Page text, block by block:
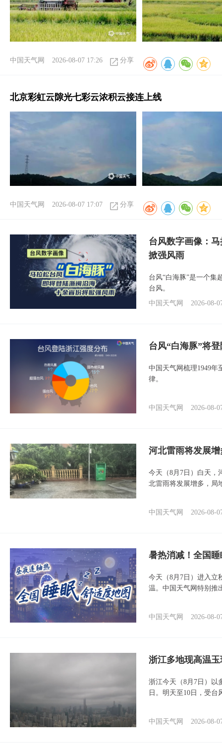
中国天气网 2026-08-07 17:26 分享
北京彩虹云隙光七彩云浓积云接连上线
中国天气网 2026-08-07 17:07 分享
台风数字画像：
掀强风雨
台风“白海豚”是一个集
台风。
中国天气网
2026-08-
台风“白海豚”将
中国天气网梳理1949年
律。
中国天气网 2026-08-
河北雷雨将发展
今天（8月7日）白天，
北雷雨将发展增多，局
中国天气网 2026-08-
暑热消减！全国
今天（8月7日）进入立
温。中国天气网特别推
中国天气网 2026-08-
浙江多地现高温
浙江今天（8月7日）以
日。明天至10日，受台
中国天气网 2026-08-